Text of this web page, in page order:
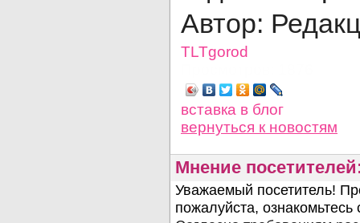
Автор:
TLTgorod
вставка в блог
вернуться к новостям
Мнение